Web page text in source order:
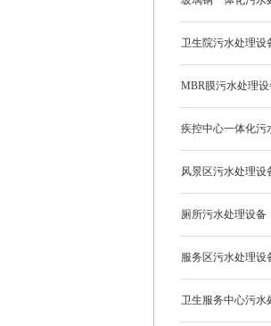
卫生院污水处理设
MBR膜污水处理
疾控中心一体化污
风景区污水处理设
厕所污水处理设备
服务区污水处理设
卫生服务中心污水